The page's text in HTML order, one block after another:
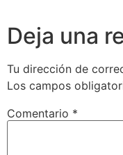
Deja una
Tu dirección de
Los campos
Comentario *